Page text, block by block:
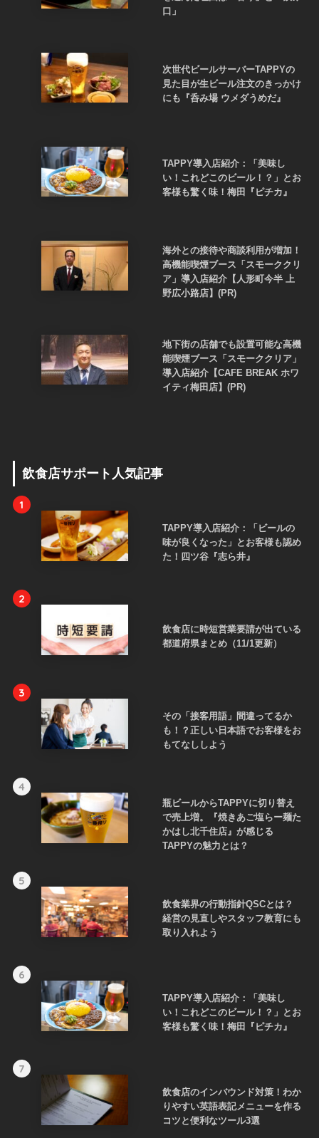
口」
次世代ビールサーバーTAPPYの
見た目が生ビール注文のきっかけ
にも『呑み場 ウメダうめだ』
TAPPY導入店紹介：「美味し
い！これどこのビール！？」とお
客様も驚く味！梅田『ピチカ』
海外との接待や商談利用が増加！
高機能喫煙ブース「スモーククリ
ア」導入店紹介【人形町今半 上
野広小路店】(PR)
地下街の店舗でも設置可能な高機
能喫煙ブース「スモーククリア」
導入店紹介【CAFE BREAK ホワ
イティ梅田店】(PR)
飲食店サポート人気記事
1
TAPPY導入店紹介：「ビールの
味が良くなった」とお客様も認め
た！四ツ谷『志ら井』
2
飲食店に時短営業要請が出ている
都道府県まとめ（11/1更新）
3
その「接客用語」間違ってるか
も！？正しい日本語でお客様をお
もてなししよう
4
瓶ビールからTAPPYに切り替え
で売上増。『焼きあご塩らー麺た
かはし北千住店』が感じる
TAPPYの魅力とは？
5
飲食業界の行動指針QSCとは？
経営の見直しやスタッフ教育にも
取り入れよう
6
TAPPY導入店紹介：「美味し
い！これどこのビール！？」とお
客様も驚く味！梅田『ピチカ』
7
飲食店のインバウンド対策！わか
りやすい英語表記メニューを作る
コツと便利なツール3選